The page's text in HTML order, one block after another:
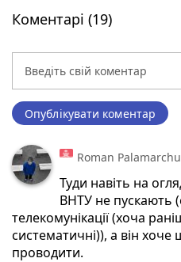
Коментарі (19)
Опублікувати коментар
Roman
Туди навіть на
ВНТУ не пускають
телекомунікації (хоча
систематичні)), а він хоче
проводити.